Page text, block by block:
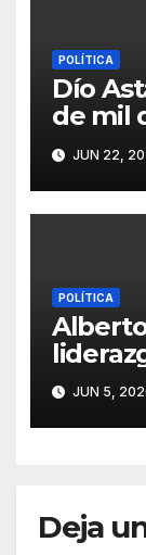
POLÍTICA
Dío
de mil
a JUN 22,
POLÍTICA
JUN 5,
Deja